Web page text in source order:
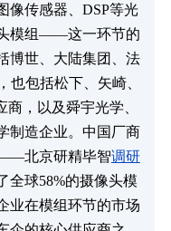
像传感器、DSP等光
模组——这一环节的
博世、大陆集团、法
也包括松下、矢崎、
，以及舜宇光学、
制造企业。中国厂商
北京研精毕智调研
全球58%的摄像头模
业在模组环节的市场